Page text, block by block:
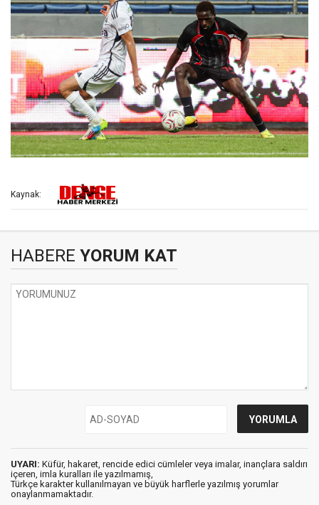
Kaynak:
HABERE YORUM KAT
UYARI: Küfür, hakaret, rencide edici cümleler veya imalar, inançlara saldırı
içeren, imla kuralları ile yazılmamış,
Türkçe karakter kullanılmayan ve büyük harflerle yazılmış yorumlar
onaylanmamaktadır.